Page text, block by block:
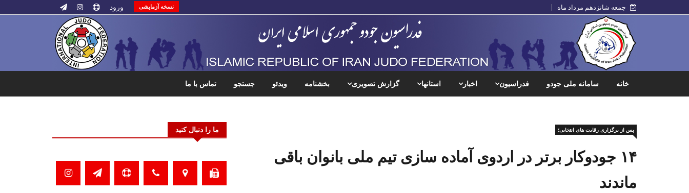
جمعه شانزدهم مرداد ماه نسخه آزمایشی ورود
خانه سامانه ملی جودو فدراسیون اخبار استانها گزارش تصویری بخشنامه ویدئو جستجو تماس با ما
پس از برگزاری رقابت های انتخابی؛
۱۴ جودوکار برتر در اردوی آماده سازی تیم ملی بانوان باقی
ماندند
ما را دنبال کنید